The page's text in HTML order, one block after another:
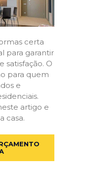
certa
para garantir
satisfação. O
para quem
e
artigo e
casa.